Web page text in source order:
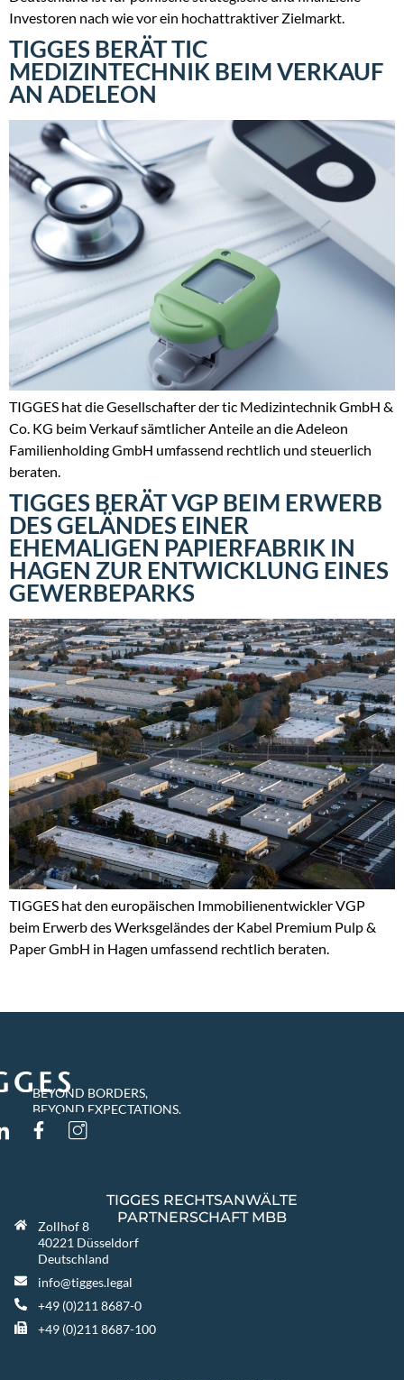
Investoren nach wie vor ein hochattraktiver Zielmarkt.
TIGGES BERÄT TIC
MEDIZINTECHNIK BEIM VERKAUF
AN ADELEON
TIGGES hat die Gesellschafter der tic Medizintechnik GmbH &
Co. KG beim Verkauf sämtlicher Anteile an die Adeleon
Familienholding GmbH umfassend rechtlich und steuerlich
beraten.
TIGGES BERÄT VGP BEIM ERWERB
DES GELÄNDES EINER
EHEMALIGEN PAPIERFABRIK IN
HAGEN ZUR ENTWICKLUNG EINES
GEWERBEPARKS
TIGGES hat den europäischen Immobilienentwickler VGP
beim Erwerb des Werksgeländes der Kabel Premium Pulp &
Paper GmbH in Hagen umfassend rechtlich beraten.
BEYOND BORDERS,
BEYOND EXPECTATIONS.
TIGGES RECHTSANWÄLTE
PARTNERSCHAFT MBB
Zollhof 8
40221 Düsseldorf
Deutschland
info@tigges.legal
+49 (0)211 8687-0
+49 (0)211 8687-100